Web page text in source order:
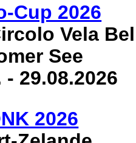
Cup 2026
Vela
See
- 29.08.2026
2026